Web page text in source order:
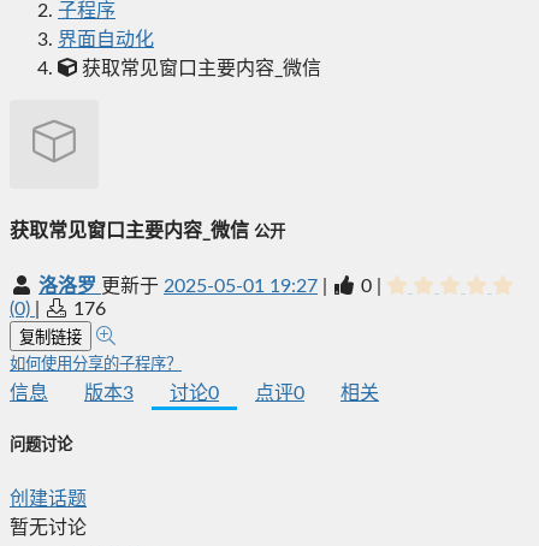
子程序
界面自动化
获取常见窗口主要内容_微信
获取常见窗口主要内容_微信 公开
洛洛罗 更新于 2025-05-01 19:27 0
(0)
176
复制链接
如何使用分享的子程序？
信息 版本3 讨论0 点评0 相关
问题讨论
创建话题
暂无讨论